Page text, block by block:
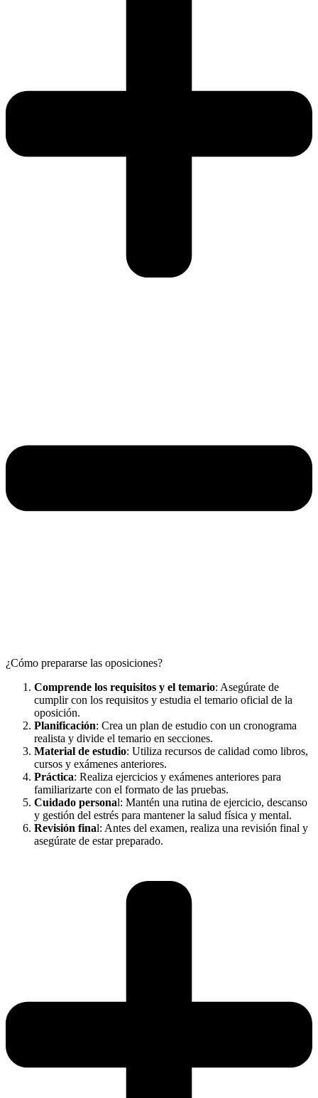
¿Cómo prepararse las oposiciones?
Comprende los requisitos y el temario: Asegúrate de
cumplir con los requisitos y estudia el temario oficial de la
oposición.
Planificación: Crea un plan de estudio con un cronograma
realista y divide el temario en secciones.
Material de estudio: Utiliza recursos de calidad como libros,
cursos y exámenes anteriores.
Práctica: Realiza ejercicios y exámenes anteriores para
familiarizarte con el formato de las pruebas.
Cuidado personal: Mantén una rutina de ejercicio, descanso
y gestión del estrés para mantener la salud física y mental.
Revisión final: Antes del examen, realiza una revisión final y
asegúrate de estar preparado.